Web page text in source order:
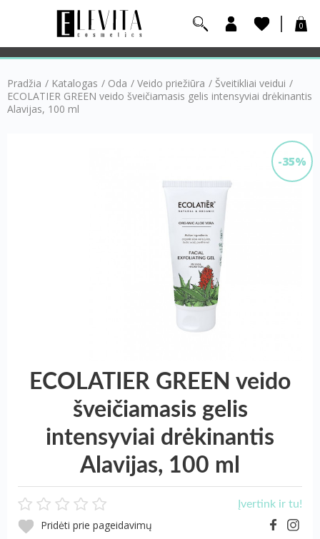
0
Pradžia / Katalogas / Oda / Veido priežiūra / Šveitikliai veidui /
ECOLATIER GREEN veido šveičiamasis gelis intensyviai drėkinantis
Alavijas, 100 ml
-35%
ECOLATIER GREEN veido
šveičiamasis gelis
intensyviai drėkinantis
Alavijas, 100 ml
Įvertink ir tu!
Pridėti prie pageidavimų